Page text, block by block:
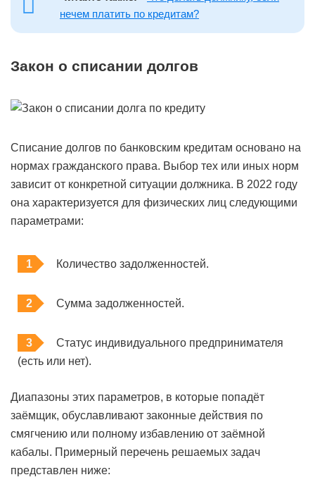
нечем платить по кредитам?
Закон о списании долгов
Списание долгов по банковским кредитам основано на
нормах гражданского права. Выбор тех или иных норм
зависит от конкретной ситуации должника. В 2022 году
она характеризуется для физических лиц следующими
параметрами:
Количество задолженностей.
Сумма задолженностей.
Статус индивидуального предпринимателя
(есть или нет).
Диапазоны этих параметров, в которые попадёт
заёмщик, обуславливают законные действия по
смягчению или полному избавлению от заёмной
кабалы. Примерный перечень решаемых задач
представлен ниже: